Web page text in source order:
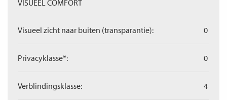
VISUEEL COMFORT
Visueel zicht naar buiten (transparantie): 0
Privacyklasse*: 0
Verblindingsklasse: 4